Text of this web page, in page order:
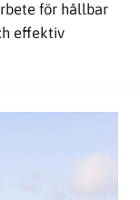
för hållbar
effektiv